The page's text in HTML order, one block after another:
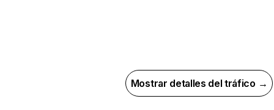
Mostrar detalles del tráfico →